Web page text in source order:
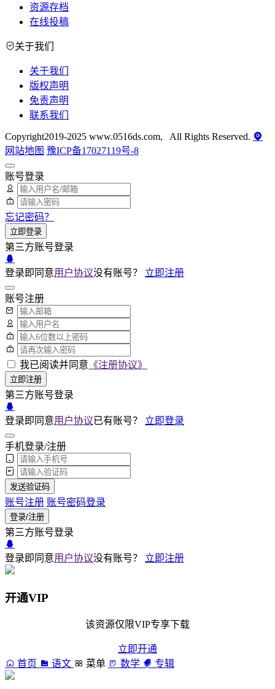
资源存档
在线投稿
关于我们
关于我们
版权声明
免责声明
联系我们
Copyright2019-2025 www.0516ds.com, All Rights Reserved.
网站地图 豫ICP备17027119号-8
账号登录
忘记密码？
立即登录
第三方账号登录
登录即同意用户协议没有账号？ 立即注册
账号注册
我已阅读并同意 《注册协议》
立即注册
第三方账号登录
登录即同意用户协议已有账号？ 立即登录
手机登录/注册
发送验证码
账号注册 账号密码登录
登录/注册
第三方账号登录
登录即同意用户协议没有账号？ 立即注册
开通VIP
该资源仅限VIP专享下载
立即开通
首页
语文 菜单 数学 专辑